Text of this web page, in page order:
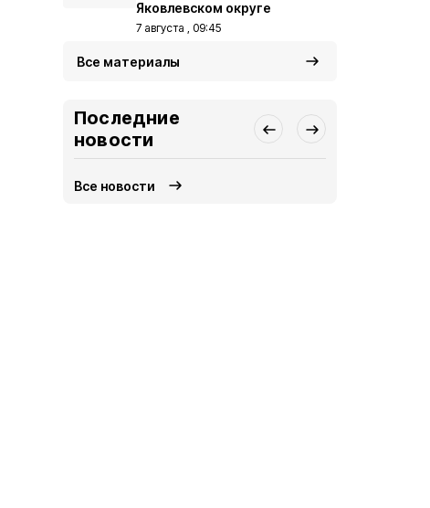
Яковлевском округе
7 августа , 09:45
Все материалы
Последние
новости
Все новости